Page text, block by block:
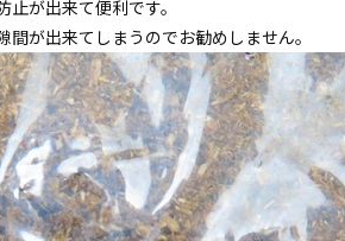
が出来て便利です。
が出来てしまうのでお勧めしません。